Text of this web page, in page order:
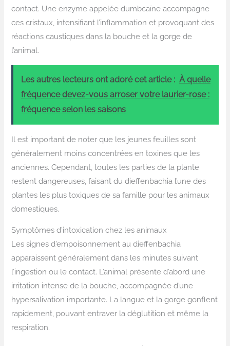
contact. Une enzyme appelée dumbcaïne accompagne
ces cristaux, intensifiant l’inflammation et provoquant des
réactions caustiques dans la bouche et la gorge de
l’animal.
Les autres lecteurs ont adoré cet article : À quelle
fréquence devez-vous arroser votre laurier-rose :
fréquence selon les saisons
Il est important de noter que les jeunes feuilles sont
généralement moins concentrées en toxines que les
anciennes. Cependant, toutes les parties de la plante
restent dangereuses, faisant du dieffenbachia l’une des
plantes les plus toxiques de sa famille pour les animaux
domestiques.
Symptômes d’intoxication chez les animaux
Les signes d’empoisonnement au dieffenbachia
apparaissent généralement dans les minutes suivant
l’ingestion ou le contact. L’animal présente d’abord une
irritation intense de la bouche, accompagnée d’une
hypersalivation importante. La langue et la gorge gonflent
rapidement, pouvant entraver la déglutition et même la
respiration.